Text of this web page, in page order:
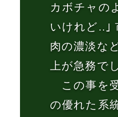
カボチャの
いけれど..｣
肉の濃淡な
上が急務で
この事を
の優れた系